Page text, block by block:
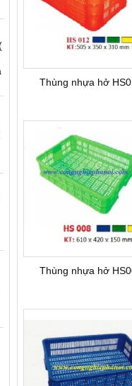
Thùng nhựa hở
Thùng nhựa hở
dầu Nexen -
Xe nâng